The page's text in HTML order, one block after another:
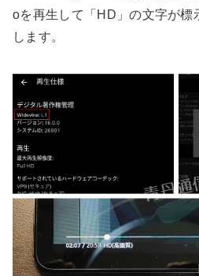
oを再生して「HD」の文字が標
します。